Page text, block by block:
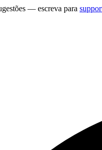
— escreva para